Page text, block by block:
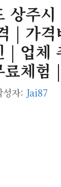
상주
| 가
| 업체
료체험
성자: Jai87